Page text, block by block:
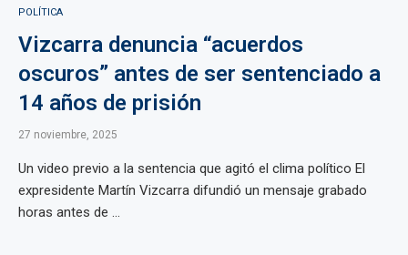
POLÍTICA
Vizcarra denuncia “acuerdos
oscuros” antes de ser sentenciado a
14 años de prisión
27 noviembre, 2025
Un video previo a la sentencia que agitó el clima político El
expresidente Martín Vizcarra difundió un mensaje grabado
horas antes de ...